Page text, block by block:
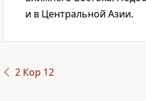
и в Центральной Азии.
2 Кор 12